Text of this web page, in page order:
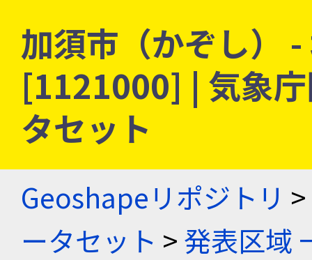
加須市（かぞし）
[1121000] | 気象
タセット
Geoshapeリポジトリ >
ータセット >発表区域